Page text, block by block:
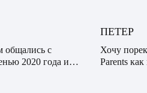
с
2020 года и
ПЕТЕР
Хочу
Parents